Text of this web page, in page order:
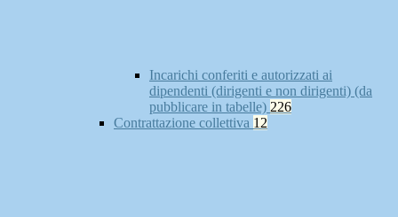
Incarichi conferiti e autorizzati ai
dipendenti (dirigenti e non dirigenti) (da
pubblicare in tabelle) 226
Contrattazione collettiva 12